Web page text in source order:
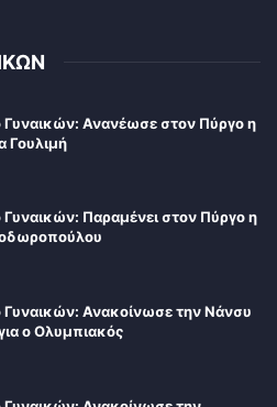
Ανανέωσε στον Πύργο η
Γουλιμή
Παραμένει στον Πύργο η
Ανακοίνωσε την Νάνσυ
ο Ολυμπιακός